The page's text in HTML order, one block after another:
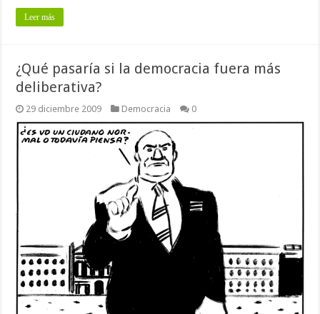
Leer más
¿Qué pasaría si la democracia fuera más
deliberativa?
29 diciembre 2009 Democracia 0